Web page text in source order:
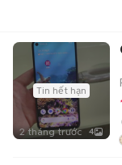
Tin hết hạn
2 tháng trước 4